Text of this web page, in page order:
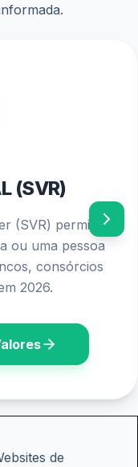
(SVR)
(SVR) permite
ou uma pessoa
consórcios
2026.
de